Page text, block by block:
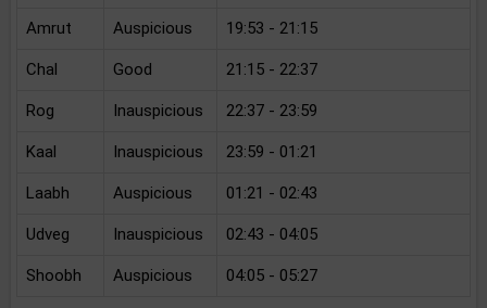
Amrut Auspicious 19:53 - 21:15
Chal Good 21:15 - 22:37
Rog Inauspicious 22:37 - 23:59
Kaal Inauspicious 23:59 - 01:21
Laabh Auspicious 01:21 - 02:43
Udveg Inauspicious 02:43 - 04:05
Shoobh Auspicious 04:05 - 05:27